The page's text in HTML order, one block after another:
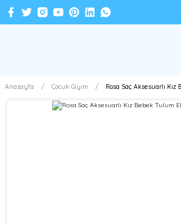
Anasayfa Çocuk Giyim Rosa Saç Aksesuarlı